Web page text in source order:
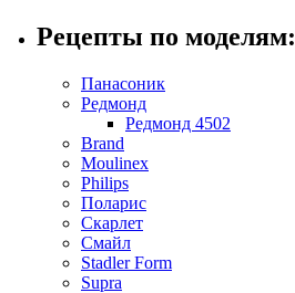
Рецепты по моделям:
Панасоник
Редмонд
Редмонд 4502
Brand
Moulinex
Philips
Поларис
Скарлет
Смайл
Stadler Form
Supra